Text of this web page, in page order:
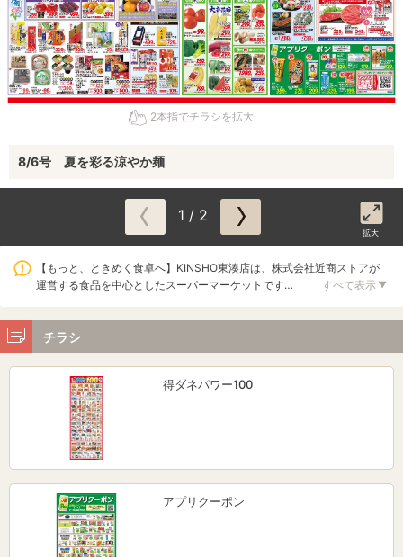
2本指でチラシを拡大
8/6号 夏を彩る涼やか麺
1 / 2
拡大
【もっと、ときめく食卓へ】KINSHO東湊店は、株式会社近商ストアが
運営する食品を中心としたスーパーマーケットです…
すべて表示 ▼
チラシ
得ダネパワー100
アプリクーポン